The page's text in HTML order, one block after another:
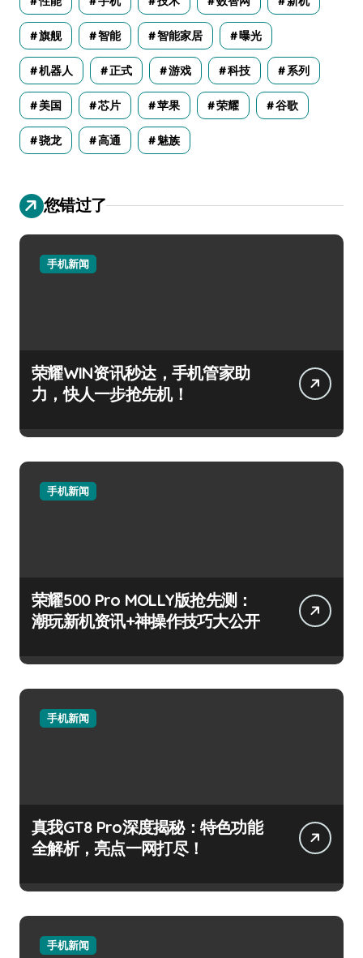
旗舰 智能 智能家居 曝光
机器人 正式 游戏 科技 系列
美国 芯片 苹果 荣耀 谷歌
骁龙 高通 魅族
您错过了
手机新闻
荣耀WIN资讯秒达，手机管家助
力，快人一步抢先机！
手机新闻
荣耀500 Pro MOLLY版抢先测：
潮玩新机资讯+神操作技巧大公开
手机新闻
真我GT8 Pro深度揭秘：特色功能
全解析，亮点一网打尽！
手机新闻